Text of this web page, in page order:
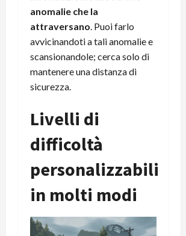
anomalie che la
attraversano. Puoi farlo
avvicinandoti a tali anomalie e
scansionandole; cerca solo di
mantenere una distanza di
sicurezza.
Livelli di
difficoltà
personalizzabili
in molti modi